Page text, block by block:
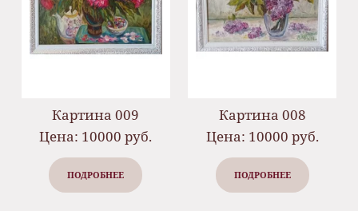
Картина 009
Цена: 10000 руб.
ПОДРОБНЕЕ
Картина 008
Цена: 10000 руб.
ПОДРОБНЕЕ